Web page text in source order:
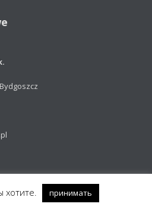
хотите. принимать